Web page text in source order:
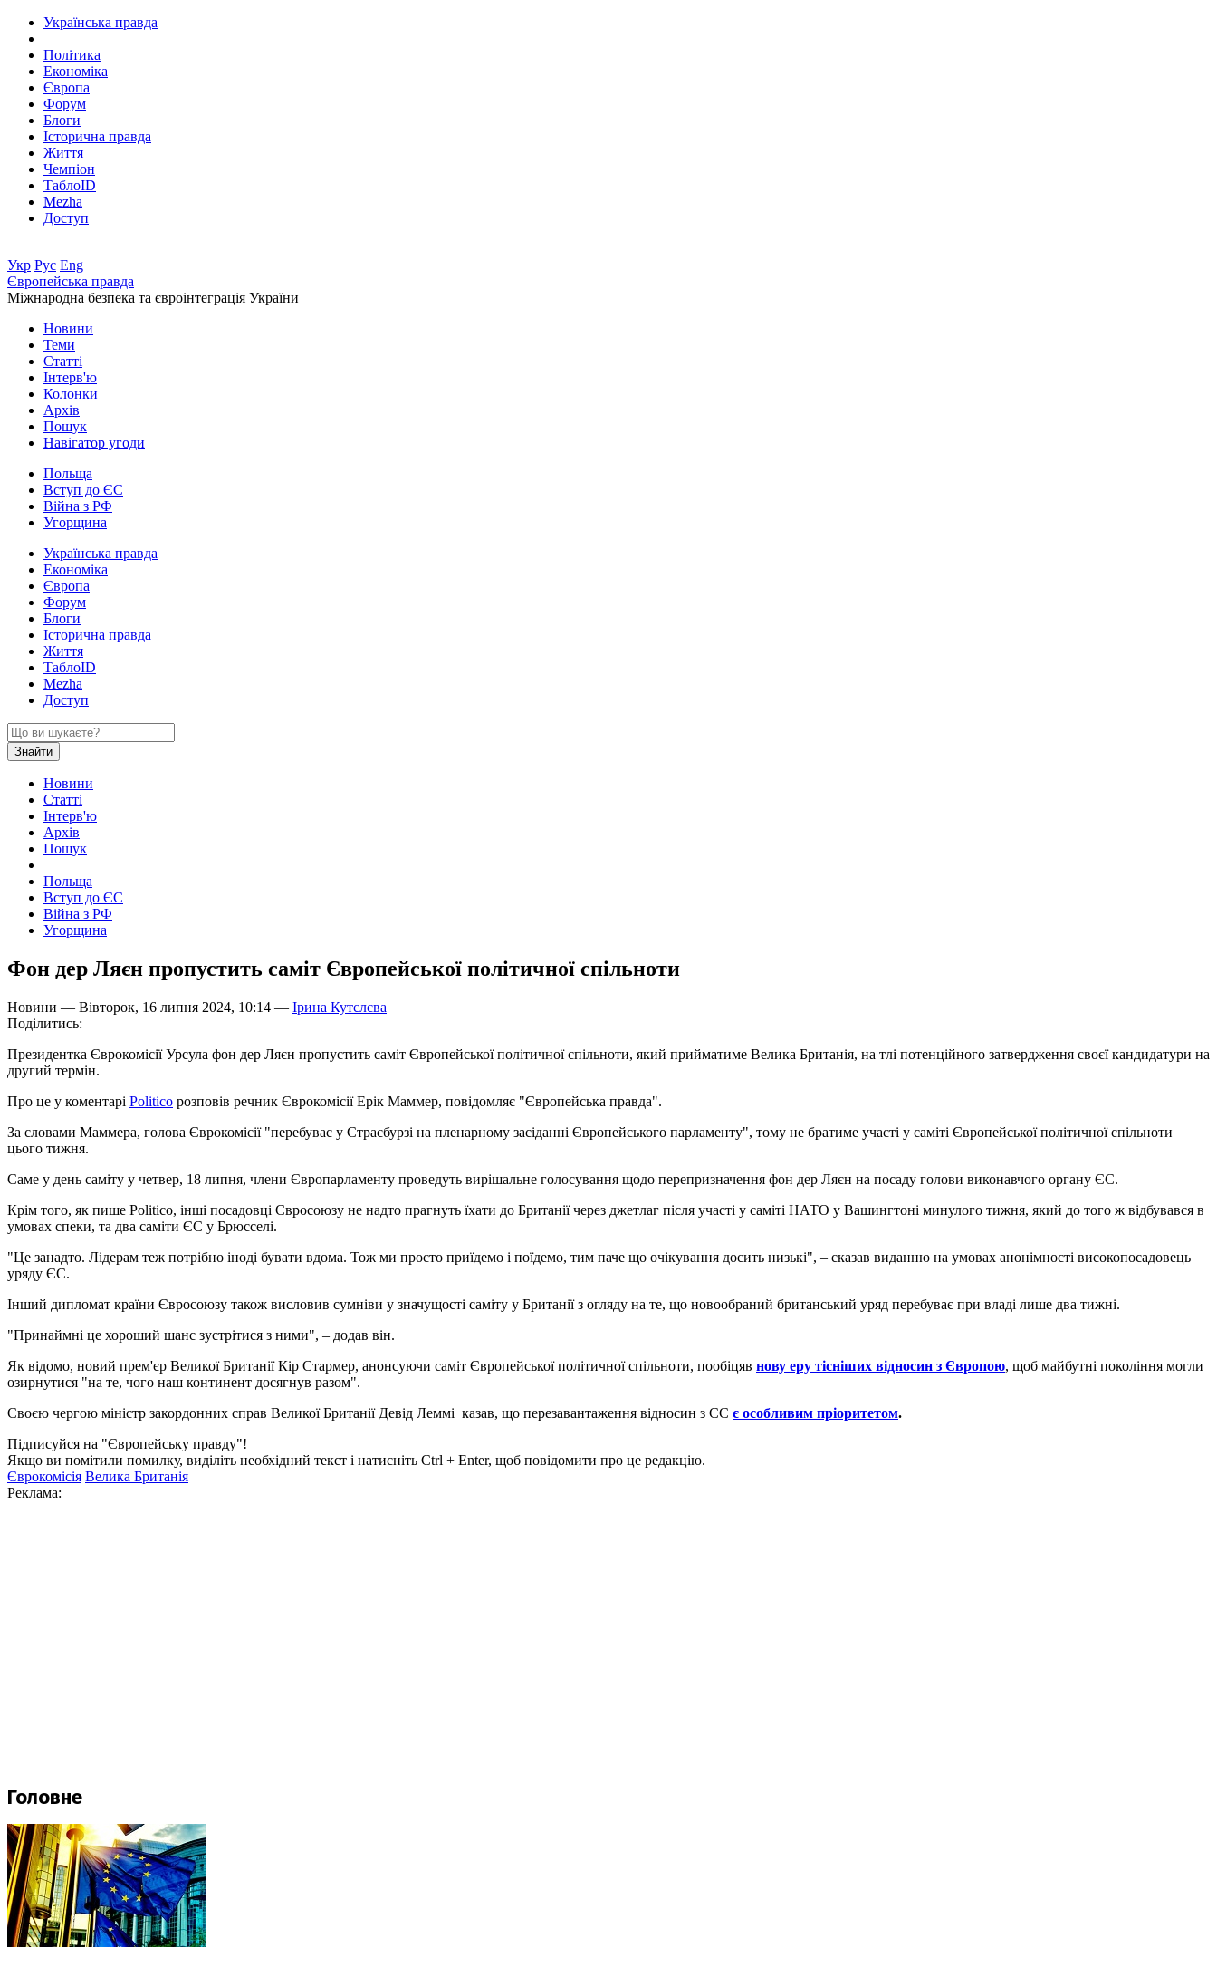
Українська правда
Політика
Економіка
Європа
Форум
Блоги
Історична правда
Життя
Чемпіон
ТаблоID
Mezha
Доступ
Укр Рус Eng
Європейська правда
Міжнародна безпека та євроінтеграція України
Новини
Теми
Статті
Інтерв'ю
Колонки
Архів
Пошук
Навігатор угоди
Польща
Вступ до ЄС
Війна з РФ
Угорщина
Українська правда
Економіка
Європа
Форум
Блоги
Історична правда
Життя
ТаблоID
Mezha
Доступ
Новини
Статті
Інтерв'ю
Архів
Пошук
Польща
Вступ до ЄС
Війна з РФ
Угорщина
Фон дер Ляєн пропустить саміт Європейської політичної спільноти
Новини — Вівторок, 16 липня 2024, 10:14 — Ірина Кутєлєва
Поділитись:
Президентка Єврокомісії Урсула фон дер Ляєн пропустить саміт Європейської політичної спільноти, який прийматиме Велика Британія, на тлі потенційного затвердження своєї кандидатури на
другий термін.
Про це у коментарі Politico розповів речник Єврокомісії Ерік Маммер, повідомляє "Європейська правда".
За словами Маммера, голова Єврокомісії "перебуває у Страсбурзі на пленарному засіданні Європейського парламенту", тому не братиме участі у саміті Європейської політичної спільноти
цього тижня.
Саме у день саміту у четвер, 18 липня, члени Європарламенту проведуть вирішальне голосування щодо перепризначення фон дер Ляєн на посаду голови виконавчого органу ЄС.
Крім того, як пише Politico, інші посадовці Євросоюзу не надто прагнуть їхати до Британії через джетлаг після участі у саміті НАТО у Вашингтоні минулого тижня, який до того ж відбувався в
умовах спеки, та два саміти ЄС у Брюсселі.
"Це занадто. Лідерам теж потрібно іноді бувати вдома. Тож ми просто приїдемо і поїдемо, тим паче що очікування досить низькі", – сказав виданню на умовах анонімності високопосадовець
уряду ЄС.
Інший дипломат країни Євросоюзу також висловив сумніви у значущості саміту у Британії з огляду на те, що новообраний британський уряд перебуває при владі лише два тижні.
"Принаймні це хороший шанс зустрітися з ними", – додав він.
Як відомо, новий прем'єр Великої Британії Кір Стармер, анонсуючи саміт Європейської політичної спільноти, пообіцяв нову еру тісніших відносин з Європою, щоб майбутні покоління могли
озирнутися "на те, чого наш континент досягнув разом".
Своєю чергою міністр закордонних справ Великої Британії Девід Леммі казав, що перезавантаження відносин з ЄС є особливим пріоритетом.
Підписуйся на "Європейську правду"!
Якщо ви помітили помилку, виділіть необхідний текст і натисніть Ctrl + Enter, щоб повідомити про це редакцію.
Єврокомісія Велика Британія
Реклама:
Головне